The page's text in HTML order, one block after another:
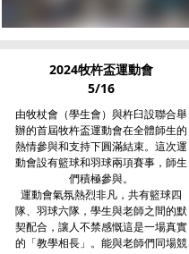
2024牧杵盃運動會
5/16
由牧杖會（學生會）與杵臼設聯合舉
辦的首屆牧杵盃運動會在全體師生的
熱情參與和支持下圓滿結束。這次運
動會設有籃球和羽球兩項賽事，師生
們積極參與。
運動會氣氛熱烈非凡，共有籃球四
隊、羽球六隊，學生與老師之間的默
契配合，讓人不禁感慨這是一場真實
的「教學相長」。能與老師們同場競